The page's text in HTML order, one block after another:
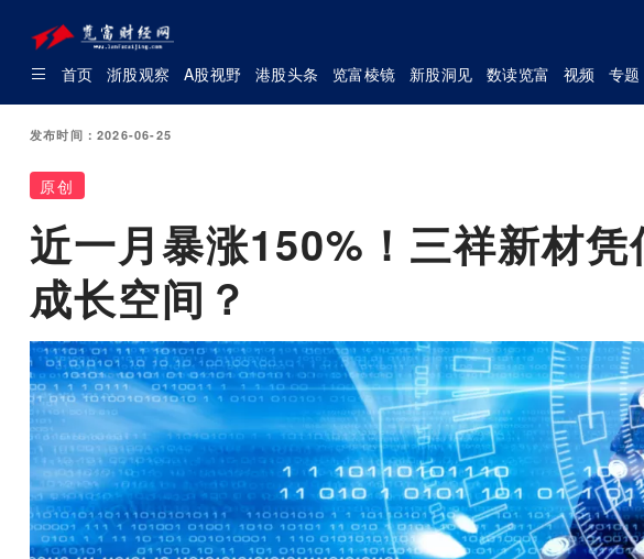
首页 浙股观察 A股视野 港股头条 览富棱镜 新股洞见 数读览富 视频 专题
发布时间：2026-06-25
原创
近一月暴涨150%！三祥新材
成长空间？